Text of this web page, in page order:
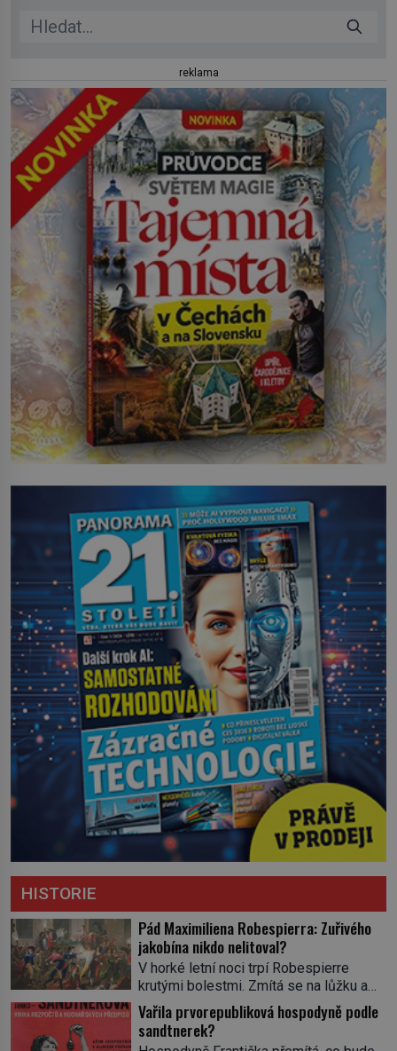
reklama
HISTORIE
Pád Maximiliena Robespierra: Zuřivého
jakobína nikdo nelitoval?
V horké letní noci trpí Robespierre
krutými bolestmi. Zmítá se na lůžku a
hlavou mu víří kolotoč myšlenek. Když
se probere z mdlob, vzpomene si na
jednu z pařížských jasnovidek, kterou
Vařila prvorepubliková hospodyně podle
sandtnerek?